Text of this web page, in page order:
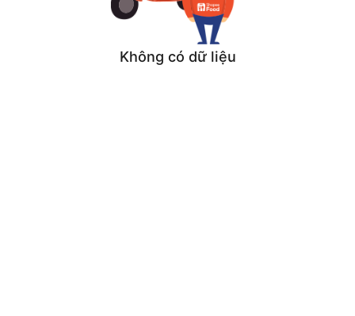
Không có dữ liệu